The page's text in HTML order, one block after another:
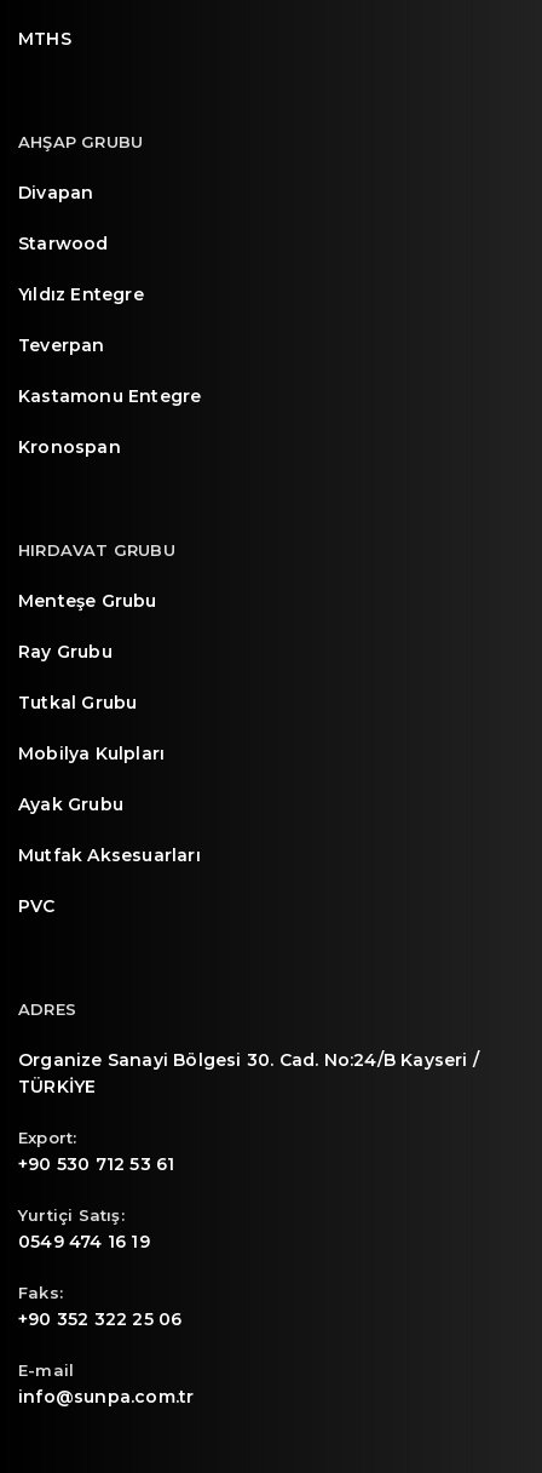
MTHS
AHŞAP GRUBU
Divapan
Starwood
Yıldız Entegre
Teverpan
Kastamonu Entegre
Kronospan
HIRDAVAT GRUBU
Menteşe Grubu
Ray Grubu
Tutkal Grubu
Mobilya Kulpları
Ayak Grubu
Mutfak Aksesuarları
PVC
ADRES
Organize Sanayi Bölgesi 30. Cad. No:24/B Kayseri /
TÜRKİYE
Export:
+90 530 712 53 61
Yurtiçi Satış:
0549 474 16 19
Faks:
+90 352 322 25 06
E-mail
info@sunpa.com.tr